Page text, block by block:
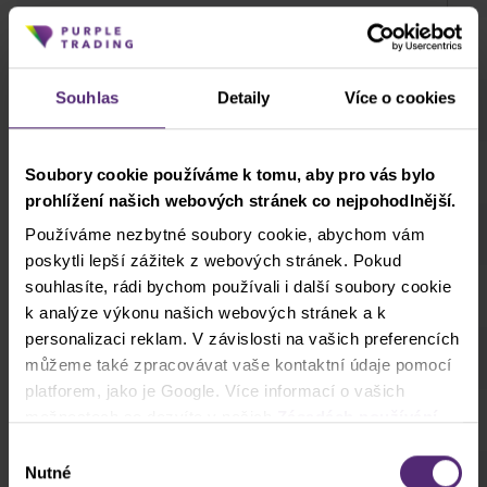
Souhlas Detaily Více o cookies
Soubory cookie používáme k tomu, aby pro vás bylo
prohlížení našich webových stránek co nejpohodlnější.
Používáme nezbytné soubory cookie, abychom vám
poskytli lepší zážitek z webových stránek. Pokud
souhlasíte, rádi bychom používali i další soubory cookie
k analýze výkonu našich webových stránek a k
personalizaci reklam. V závislosti na vašich preferencích
můžeme také zpracovávat vaše kontaktní údaje pomocí
platforem, jako je Google. Více informací o vašich
a souhlasíte s tím, že sdílíme vaše informace s třetími
souhlasu
Nutné
Obchodní hodiny (GMT+3)
Komise
Měna
Tick size
Tick value
Volume step